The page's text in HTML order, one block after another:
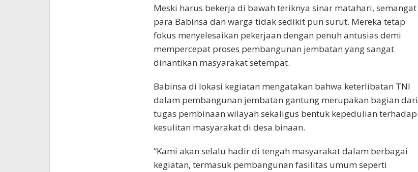
Meski harus bekerja di bawah teriknya sinar matahari, semangat
para Babinsa dan warga tidak sedikit pun surut. Mereka tetap
fokus menyelesaikan pekerjaan dengan penuh antusias demi
mempercepat proses pembangunan jembatan yang sangat
dinantikan masyarakat setempat.
Babinsa di lokasi kegiatan mengatakan bahwa keterlibatan TNI
dalam pembangunan jembatan gantung merupakan bagian dari
tugas pembinaan wilayah sekaligus bentuk kepedulian terhadap
kesulitan masyarakat di desa binaan.
“Kami akan selalu hadir di tengah masyarakat dalam berbagai
kegiatan, termasuk pembangunan fasilitas umum seperti